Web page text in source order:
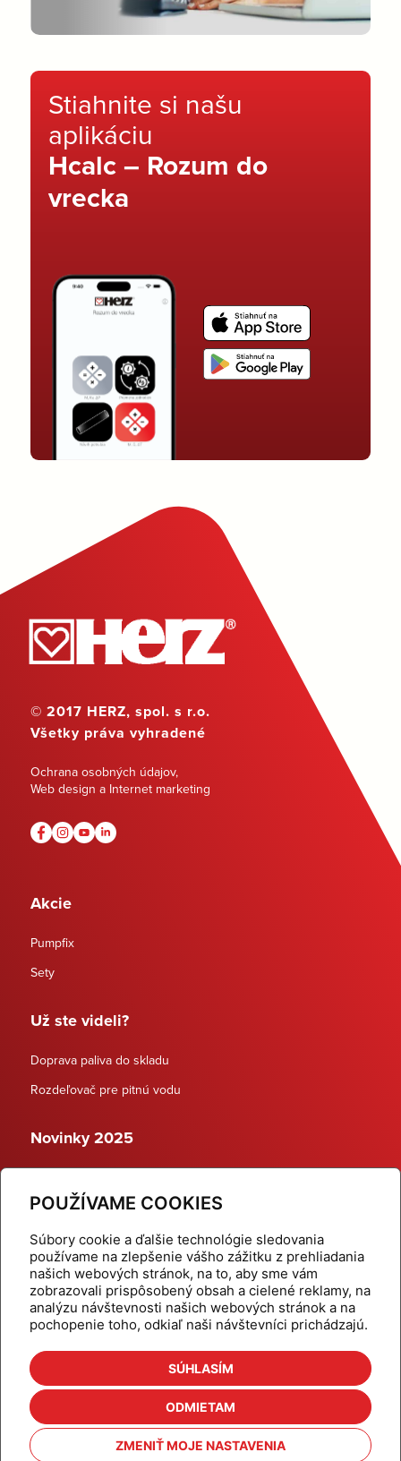
POUŽÍVAME COOKIES
Súbory cookie a ďalšie technológie sledovania
používame na zlepšenie vášho zážitku z prehliadania
našich webových stránok, na to, aby sme vám
zobrazovali prispôsobený obsah a cielené reklamy, na
analýzu návštevnosti našich webových stránok a na
pochopenie toho, odkiaľ naši návštevníci prichádzajú.
SÚHLASÍM
ODMIETAM
ZMENIŤ MOJE NASTAVENIA
Stiahnite si našu
aplikáciu
Hcalc – Rozum do
vrecka
© 2017 HERZ, spol. s r.o.
Všetky práva vyhradené
Ochrana osobných údajov,
Web design a Internet marketing
Akcie
Pumpfix
Sety
Už ste videli?
Doprava paliva do skladu
Rozdeľovač pre pitnú vodu
Novinky 2025
Dynamické termostatické ventily
Domov
Produkty
Aktuality
Odber šikovné tipy
Kalkulačky
Cenníky
Na stiahnutie
Referencie
Kontakt